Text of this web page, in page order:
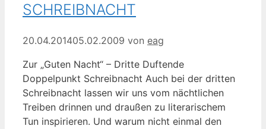
SCHREIBNACHT
20.04.201405.02.2009 von eag
Zur „Guten Nacht“ – Dritte Duftende
Doppelpunkt Schreibnacht Auch bei der dritten
Schreibnacht lassen wir uns vom nächtlichen
Treiben drinnen und draußen zu literarischem
Tun inspirieren. Und warum nicht einmal den